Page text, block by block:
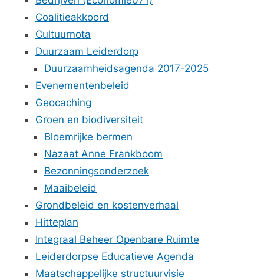
Coalitieakkoord
Cultuurnota
Duurzaam Leiderdorp
Duurzaamheidsagenda 2017-2025
Evenementenbeleid
Geocaching
Groen en biodiversiteit
Bloemrijke bermen
Nazaat Anne Frankboom
Bezonningsonderzoek
Maaibeleid
Grondbeleid en kostenverhaal
Hitteplan
Integraal Beheer Openbare Ruimte
Leiderdorpse Educatieve Agenda
Maatschappelijke structuurvisie